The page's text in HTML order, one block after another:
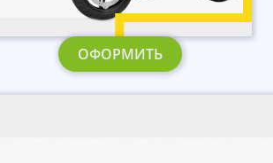
ОФОРМИТЬ